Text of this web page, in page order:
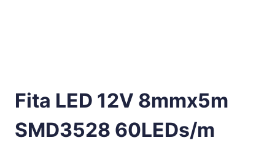
Fita LED 12V 8mmx5m
SMD3528 60LEDs/m